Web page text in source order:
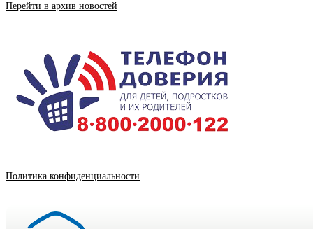
Перейти в архив новостей
Политика конфиденциальности